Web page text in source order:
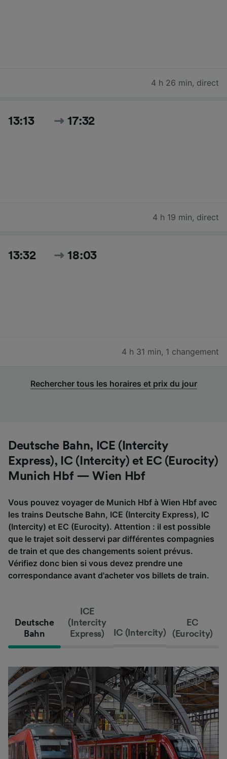
4 h 26 min, direct
13:13 17:32
4 h 19 min, direct
13:32 18:03
4 h 31 min, 1 changement
Rechercher tous les horaires et prix du jour
Deutsche Bahn, ICE (Intercity
Express), IC (Intercity) et EC (Eurocity)
Munich Hbf — Wien Hbf
Vous pouvez voyager de Munich Hbf à Wien Hbf avec
les trains Deutsche Bahn, ICE (Intercity Express), IC
(Intercity) et EC (Eurocity). Attention : il est possible
que le trajet soit desservi par différentes compagnies
de train et que des changements soient prévus.
Vérifiez donc bien si vous devez prendre une
correspondance avant d'acheter vos billets de train.
Deutsche
Bahn
ICE
(Intercity
Express)
IC (Intercity)
EC
(Eurocity)